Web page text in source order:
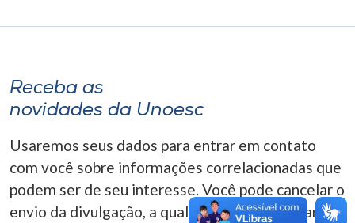
A+
Receba as
novidades da Unoesc
Usaremos seus dados para entrar em contato
com você sobre informações correlacionadas que
podem ser de seu interesse. Você pode cancelar o
envio da divulgação, a qualquer momento. Para